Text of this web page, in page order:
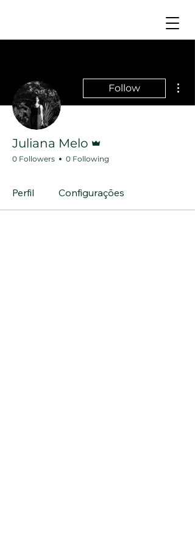
Follow
Juliana Melo
0 Followers 0 Following
Perfil Configurações